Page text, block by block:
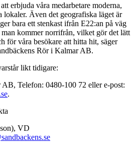
erbjuda våra medarbetare moderna,
lokaler. Även det geografiska läget är
bara ett stenkast ifrån E22:an på väg
kommer norrifrån, vilket gör det lätt
för våra besökare att hitta hit, säger
Rör i Kalmar AB.
likt tidigare:
Telefon: 0480-100 72 eller e-post:
.
VD